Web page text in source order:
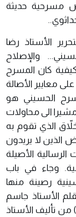
مسرحية حديثة
التحرير الأستاذ رضا
والإصلاح
كان المسرح
معايير الأصالة
الحسيني هو
الى محاولات
الذي تقوم به
الذين لا يريدون
الرسالية الأصيلة
وجاء في باب
رصينة منها
الأستاذ جاسم
تأليف الأستاذ